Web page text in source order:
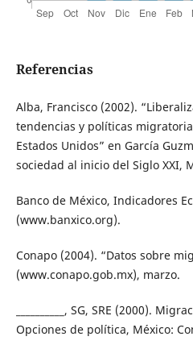
Referencias
Alba, Francisco (2002).
tendencias y políticas
Estados Unidos” en García
sociedad al inicio del Siglo XXI,
Banco de México, Indicadores
(www.banxico.org).
Conapo (2004). “Datos sobre
(www.conapo.gob.mx), marzo.
__________, SG, SRE (2000).
Opciones de política, México: